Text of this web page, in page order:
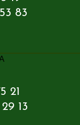
83
21
13